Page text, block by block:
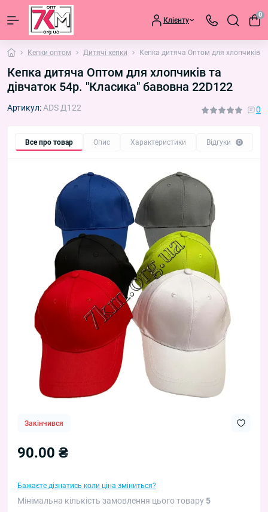
Клієнту
0
Кепки оптом Дитячі кепки Кепка дитяча Оптом для хлопчиків
Кепка дитяча Оптом для хлопчиків та
дівчаток 54р. "Класика" бавовна 22D122
Артикул:ADS Д122 0
Все про товар Опис Характеристики Відгуки 0
Закінчився
90.00 ₴
Бажаєте дізнатись коли ціна зміниться?
Мінімальна кількість замовлення цього товару 5